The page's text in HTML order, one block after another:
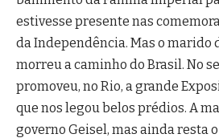
estivesse presente nas
da Independência. Mas o marido
morreu a caminho do Brasil. No
promoveu, no Rio, a grande
que nos legou belos prédios. A
governo Geisel, mas ainda resta